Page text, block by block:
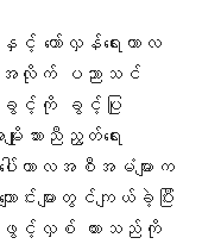
တော်လှန်ရေးကာလ
င်မှုအလိုက် ပညာသင်
က်ခွင့်ကို ခွင့်ပြု
ားညီညွတ်ရေး
ေါ်ကာလအစီအမံများက
းများတွင်ကျယ်ခဲ့ပြီး
တိုးချဲ့ဖွင့်လှစ် ထားသည်ကို